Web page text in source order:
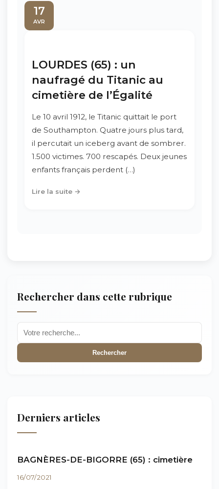
17
AVR
LOURDES (65) : un
naufragé du Titanic au
cimetière de l’Égalité
Le 10 avril 1912, le Titanic quittait le port
de Southampton. Quatre jours plus tard,
il percutait un iceberg avant de sombrer.
1.500 victimes. 700 rescapés. Deux jeunes
enfants français perdent (…)
Lire la suite →
Rechercher dans cette rubrique
Rechercher
Derniers articles
BAGNÈRES-DE-BIGORRE (65) : cimetière
16/07/2021